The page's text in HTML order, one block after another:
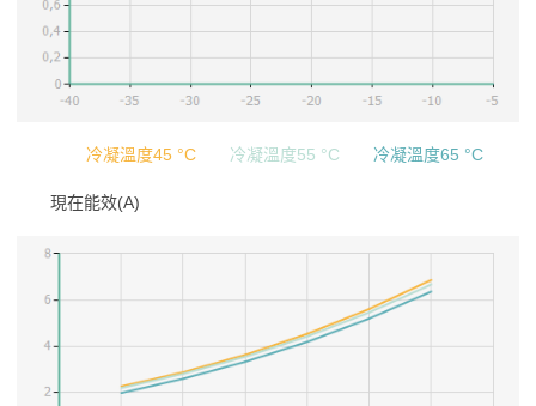
冷凝溫度45 °C 冷凝溫度55 °C 冷凝溫度65 °C
現在能效(A)